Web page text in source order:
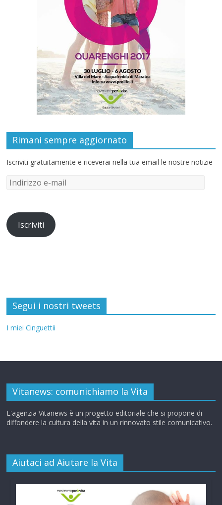
Rimani sempre aggiornato
Iscriviti gratuitamente e riceverai nella tua email le nostre notizie
Iscriviti
Segui i nostri tweets
I miei Cinguettii
Vitanews: comunichiamo la Vita
L'agenzia Vitanews è un progetto editoriale che si propone di
diffondere la cultura della vita in un rinnovato stile comunicativo.
Aiutaci ad Aiutare la Vita